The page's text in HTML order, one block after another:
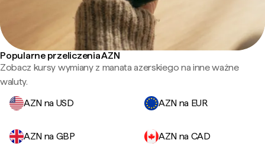
Popularne przeliczenia AZN
Zobacz kursy wymiany z manata azerskiego na inne ważne
waluty.
AZN na USD
AZN na EUR
AZN na GBP AZN na CAD